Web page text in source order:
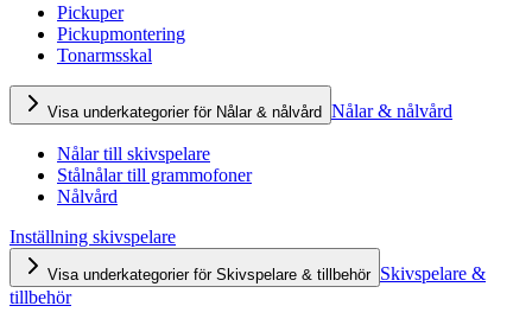
Pickuper
Pickupmontering
Tonarmsskal
Visa underkategorier för Nålar & nålvård Nålar & nålvård
Nålar till skivspelare
Stålnålar till grammofoner
Nålvård
Inställning skivspelare
Visa underkategorier för Skivspelare & tillbehör Skivspelare &
tillbehör